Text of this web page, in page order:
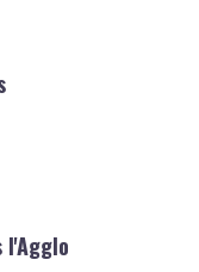
l'Agglo